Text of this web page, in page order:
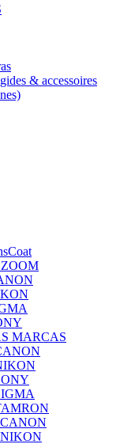
& accessoires
ZOOM
MARCAS
CANON
NIKON